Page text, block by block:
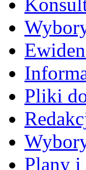
Pliki
Plany i